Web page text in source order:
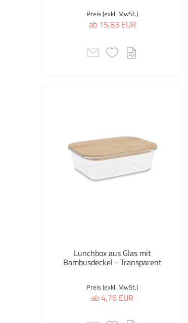
Preis (exkl. MwSt.)
ab 15,83 EUR
Lunchbox aus Glas mit
Bambusdeckel - Transparent
Preis (exkl. MwSt.)
ab 4,76 EUR